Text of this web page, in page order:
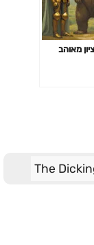
מאוהב